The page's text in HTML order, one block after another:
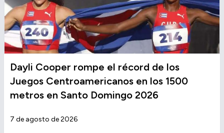
Dayli Cooper rompe el récord de los
Juegos Centroamericanos en los 1500
metros en Santo Domingo 2026
7 de agosto de 2026